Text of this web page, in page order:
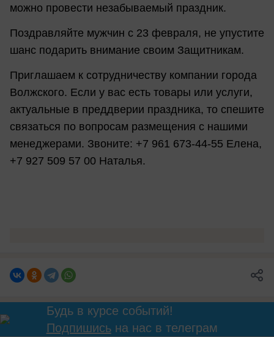
можно провести незабываемый праздник.
Поздравляйте мужчин с 23 февраля, не упустите
шанс подарить внимание своим Защитникам.
Приглашаем к сотрудничеству компании города
Волжского. Если у вас есть товары или услуги,
актуальные в преддверии праздника, то спешите
связаться по вопросам размещения с нашими
менеджерами. Звоните: +7 961 673-44-55 Елена,
+7 927 509 57 00 Наталья.
Будь в курсе событий!
Подпишисьна нас в телеграм